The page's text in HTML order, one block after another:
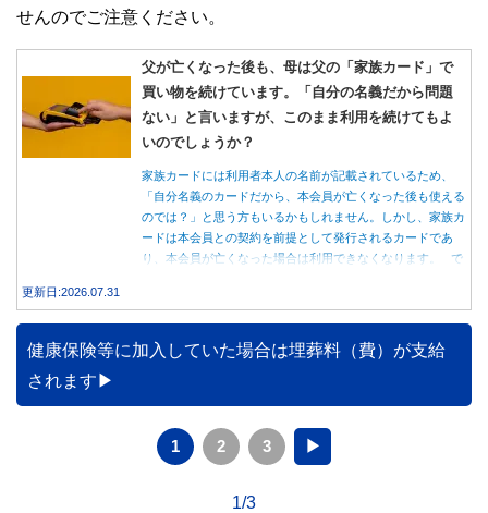
せんのでご注意ください。
父が亡くなった後も、母は父の「家族カード」で
買い物を続けています。「自分の名義だから問題
ない」と言いますが、このまま利用を続けてもよ
いのでしょうか？
家族カードには利用者本人の名前が記載されているため、
「自分名義のカードだから、本会員が亡くなった後も使える
のでは？」と思う方もいるかもしれません。しかし、家族カ
ードは本会員との契約を前提として発行されるカードであ
り、本会員が亡くなった場合は利用できなくなります。 で
族が行うべき手続きについて分かりやすく解説します。
更新日:2026.07.31
健康保険等に加入していた場合は埋葬料（費）が支給
されます
1 2 3 ▶
1/3